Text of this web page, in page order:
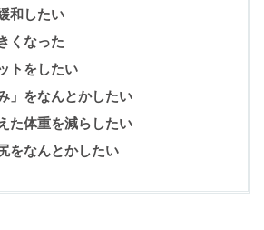
和したい
くなった
トをしたい
」をなんとかしたい
た体重を減らしたい
をなんとかしたい